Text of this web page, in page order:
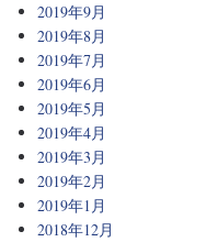
2019年9月
2019年8月
2019年7月
2019年6月
2019年5月
2019年4月
2019年3月
2019年2月
2019年1月
2018年12月